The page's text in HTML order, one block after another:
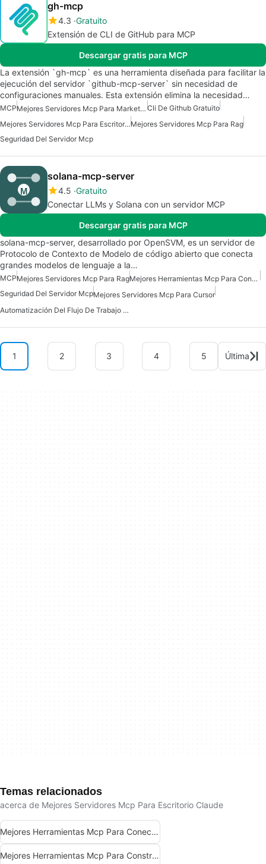
gh-mcp
4.3 Gratuito
Extensión de CLI de GitHub para MCP
Descargar gratis para MCP
La extensión `gh-mcp` es una herramienta diseñada para facilitar la
ejecución del servidor `github-mcp-server` sin necesidad de
configuraciones manuales. Esta extensión elimina la necesidad…
MCP Mejores Servidores Mcp Para Marketing De Ventas Comerciales Cli De Github Gratuito
Mejores Servidores Mcp Para Escritorio ClaudeMejores Servidores Mcp Para Rag
Seguridad Del Servidor Mcp
solana-mcp-server
4.5 Gratuito
Conectar LLMs y Solana con un servidor MCP
Descargar gratis para MCP
solana-mcp-server, desarrollado por OpenSVM, es un servidor de
Protocolo de Contexto de Modelo de código abierto que conecta
grandes modelos de lenguaje a la…
MCPMejores Servidores Mcp Para Rag
Mejores Herramientas Mcp Para Construir Agentes De Ia
Seguridad Del Servidor McpMejores Servidores Mcp Para Cursor
Automatización Del Flujo De Trabajo Del Servidor Mcp
1 2 3 4 5 Última
Temas relacionados
acerca de Mejores Servidores Mcp Para Escritorio Claude
Mejores Herramientas Mcp Para Conectarse A Datos
Mejores Herramientas Mcp Para Construir Agentes De Ia